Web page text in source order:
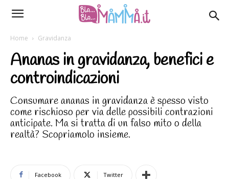
Home Gravidanza
Ananas in gravidanza, benefici e
controindicazioni
Consumare ananas in gravidanza è spesso visto
come rischioso per via delle possibili contrazioni
anticipate. Ma si tratta di un falso mito o della
realtà? Scopriamolo insieme.
Facebook Twitter